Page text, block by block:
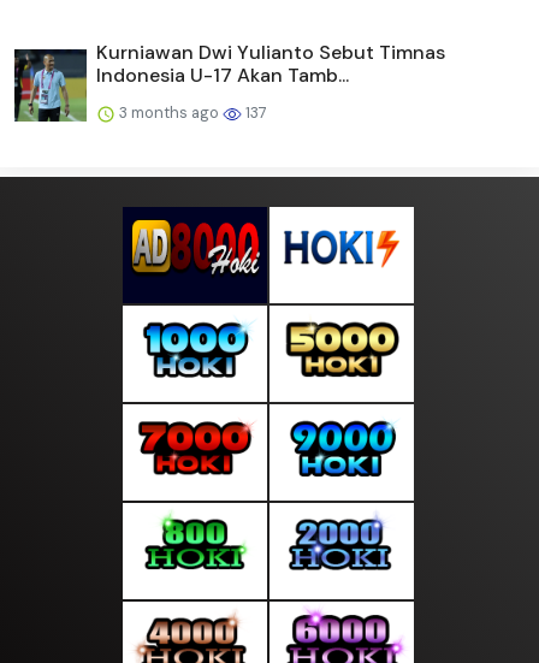
Kurniawan Dwi Yulianto Sebut Timnas
Indonesia U-17 Akan Tamb...
3 months ago 137